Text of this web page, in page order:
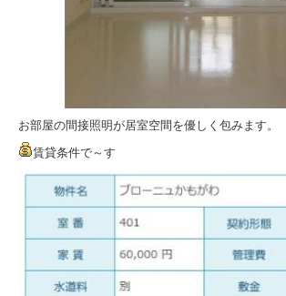
お部屋の間接照明が居室空間を優しく包みます。
賃貸条件で～す